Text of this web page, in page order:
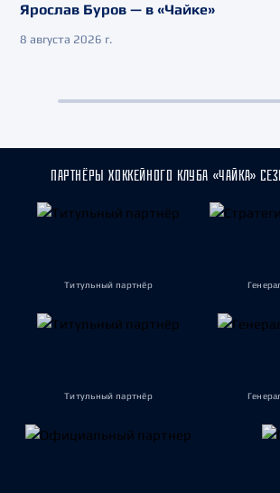
Ярослав Буров — в «Чайке»
8 августа 2026 г.
ПАРТНЁРЫ ХОККЕЙНОГО КЛУБА «ЧАЙКА»
Титульный партнёр
Титульный партнёр